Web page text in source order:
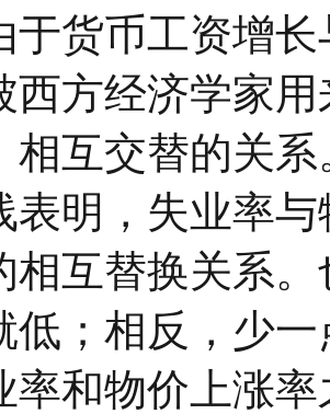
于货币工资增
西方经济学家
相互交替的关系
表明，失业率
相互替换关系
低；相反，少
率和物价上涨